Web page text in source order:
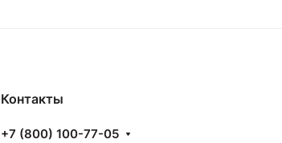
Контакты
+7 (800) 100-77-05